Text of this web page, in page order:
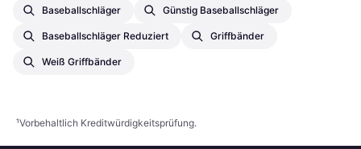
Baseballschläger Günstig Baseballschläger
Baseballschläger Reduziert Griffbänder
Weiß Griffbänder
¹Vorbehaltlich Kreditwürdigkeitsprüfung.